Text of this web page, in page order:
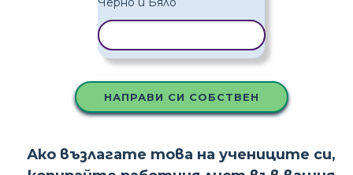
НАПРАВИ СИ СОБСТВЕН
Ако възлагате това на учениците си,